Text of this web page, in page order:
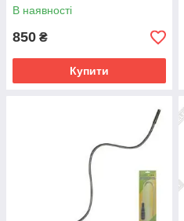
В наявності
850 ₴
Купити